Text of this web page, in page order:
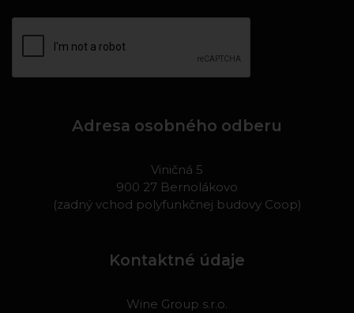
Adresa osobného odberu
Viničná 5
900 27 Bernolákovo
(zadný vchod polyfunkčnej budovy Coop)
Kontaktné údaje
Wine Group s.r.o.